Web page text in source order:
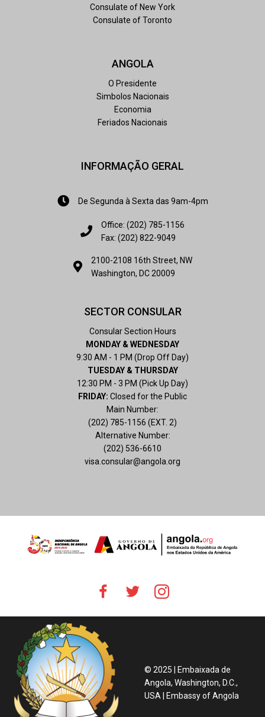
Consulate of New York
Consulate of Toronto
ANGOLA
O Presidente
Simbolos Nacionais
Economia
Feriados Nacionais
INFORMAÇÃO GERAL
De Segunda à Sexta das 9am-4pm
Office: (202) 785-1156
Fax: (202) 822-9049
2100-2108 16th Street, NW
Washington, DC 20009
SECTOR CONSULAR
Consular Section Hours
MONDAY & WEDNESDAY
9:30 AM - 1 PM (Drop Off Day)
TUESDAY & THURSDAY
12:30 PM - 3 PM (Pick Up Day)
FRIDAY: Closed for the Public
Main Number:
(202) 785-1156 (EXT. 2)
Alternative Number:
(202) 536-6610
visa.consular@angola.org
© 2025 | Embaixada de
Angola, Washington, D.C.,
USA | Embassy of Angola